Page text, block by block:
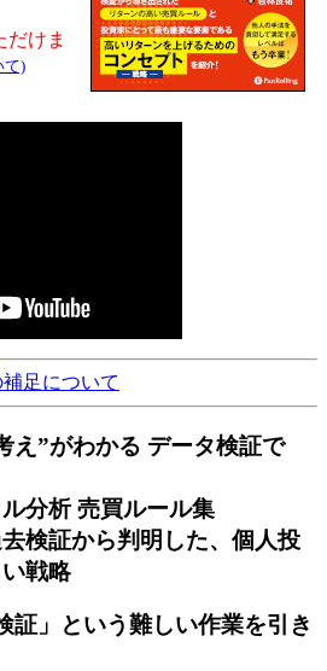
だけま
て)
足について
え”がわかる データ検証で
分析 売買ルール集
検証から判明した、個人投
戦略
証」という難しい作業を引き